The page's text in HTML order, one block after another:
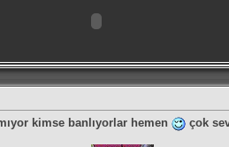
kimse banlıyorlar hemen
çok